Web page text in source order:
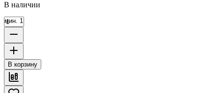
В наличии
мин. 1
В корзину